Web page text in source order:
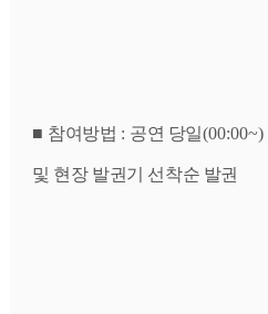
■ 참여방법 : 공연 당일(00:00~)
및 현장 발권기 선착순 발권